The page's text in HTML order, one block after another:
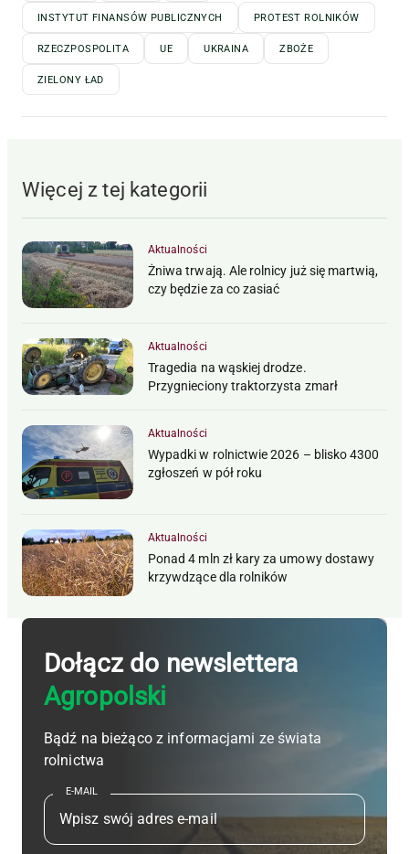
INSTYTUT FINANSÓW PUBLICZNYCH PROTEST ROLNIKÓW
RZECZPOSPOLITA UE UKRAINA ZBOŻE
ZIELONY ŁAD
Więcej z tej kategorii
Aktualności
Żniwa trwają. Ale rolnicy już się martwią,
czy będzie za co zasiać
Aktualności
Tragedia na wąskiej drodze.
Przygnieciony traktorzysta zmarł
Aktualności
Wypadki w rolnictwie 2026 – blisko 4300
zgłoszeń w pół roku
Aktualności
Ponad 4 mln zł kary za umowy dostawy
krzywdzące dla rolników
Dołącz do newslettera
Agropolski
Bądź na bieżąco z informacjami ze świata
rolnictwa
E-MAIL